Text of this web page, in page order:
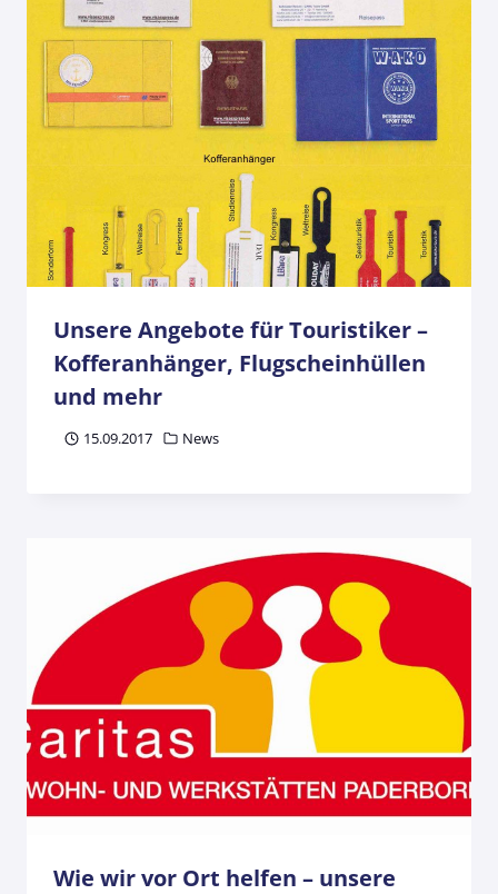
Unsere Angebote für Touristiker –
Kofferanhänger, Flugscheinhüllen
und mehr
15.09.2017 News
Wie wir vor Ort helfen – unsere